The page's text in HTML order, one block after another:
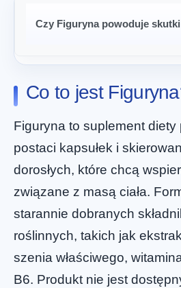
Czy Figuryna powoduje
Co to jest
Figuryna to suplement
postaci kapsułek i
dorosłych, które chcą
związane z masą ciała.
starannie dobranych
roślinnych, takich jak
szenia właściwego,
B6. Produkt nie jest